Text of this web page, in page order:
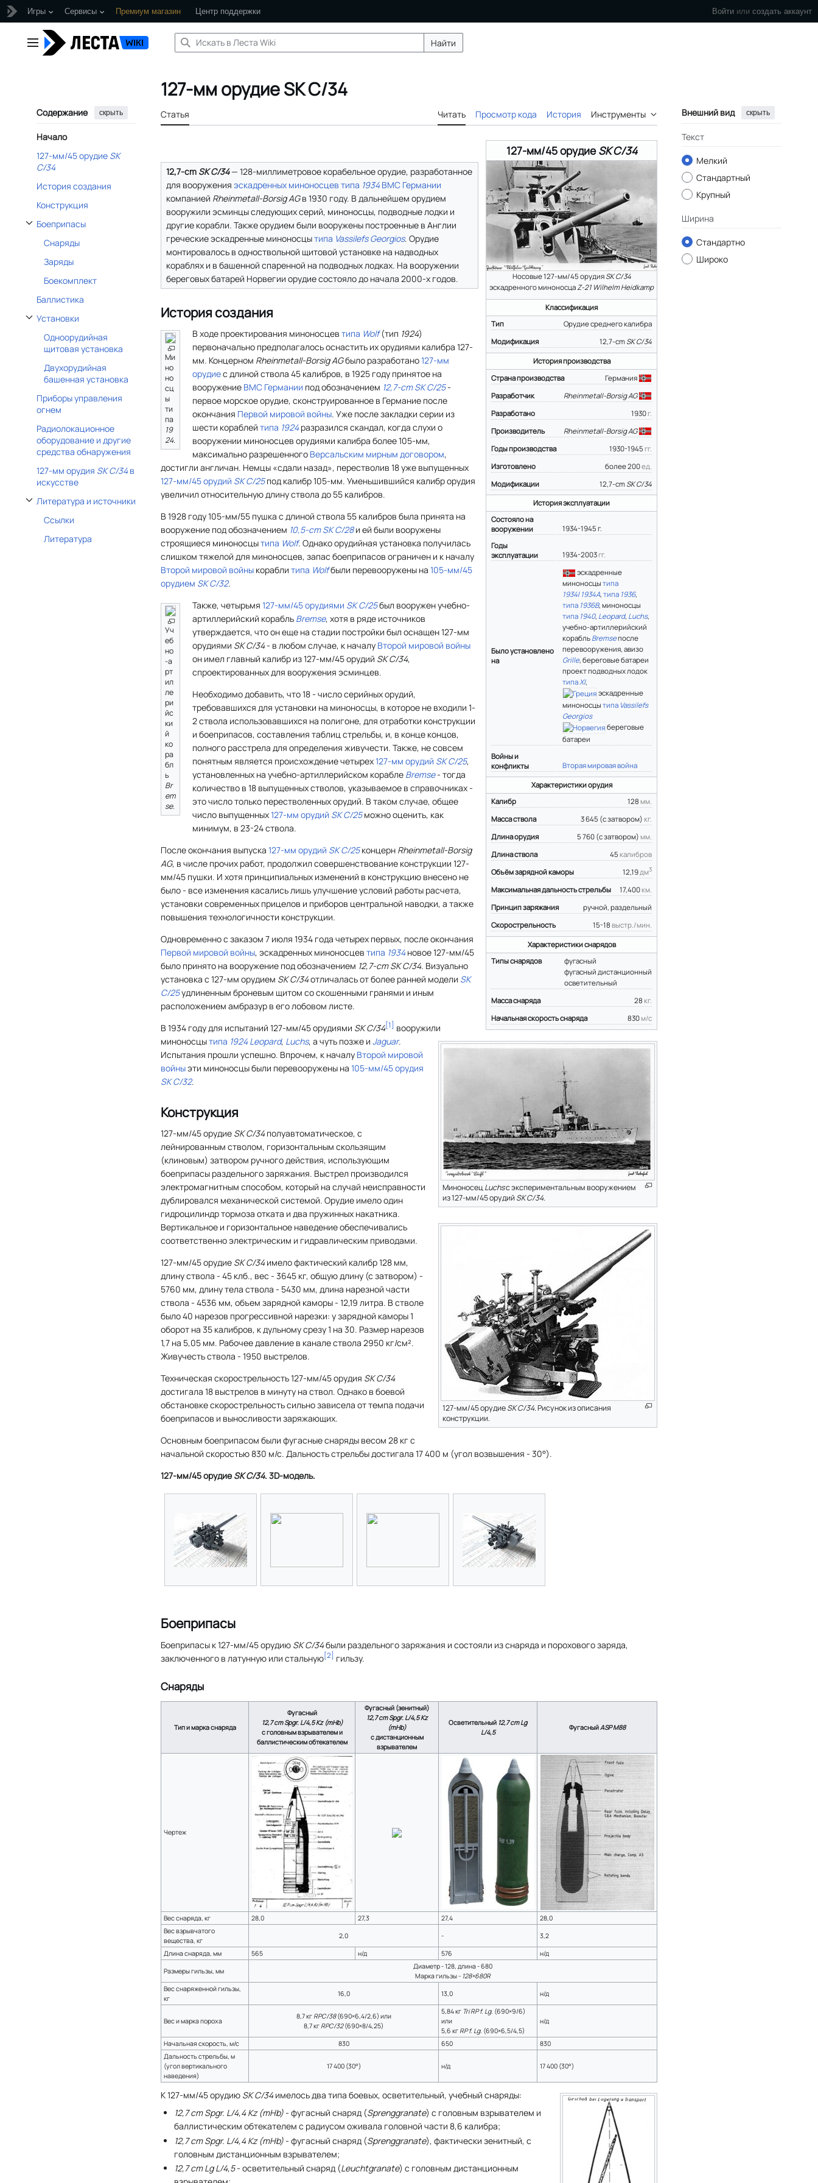
Войти или создать аккаунт
Игры Сервисы Премиум магазин Центр поддержки
содержанию
Главное меню Найти
Содержание скрыть
Начало
127-мм/45 орудие SK
C/34
История создания
Конструкция
Боеприпасы
Отобразить/Скрыть подраздел Боеприпасы
Снаряды
Заряды
Боекомплект
Баллистика
Установки
Отобразить/Скрыть подраздел Установки
Одноорудийная
щитовая установка
Двухорудийная
башенная установка
Приборы управления
огнем
Радиолокационное
оборудование и другие
средства обнаружения
127-мм орудия SK C/34в
искусстве
Литература и источники
Отобразить/Скрыть подраздел Литература и источники
Ссылки
Литература
127-мм орудие SK C/34
Статья Читать Просмотр кода История Инструменты Внешний вид скрыть
Текст
Мелкий
Стандартный
Крупный
Ширина
Стандартно
Широко
127-мм/45 орудиеSK C/34
Носовые 127-мм/45 орудия SK C/34
эскадренного миноносцаZ-21 Wilhelm Heidkamp
Классификация
Орудие среднего калибра
Тип
12,7-cm SK C/34
Модификация
История производства
Германия
Страна производства
Rheinmetall-Borsig AG
Разработчик
1930 г.
Разработано
Rheinmetall-Borsig AG
Производитель
1930-1945 гг.
Годы производства
более 200ед.
Изготовлено
12,7-cm SK C/34
Модификации
История эксплуатации
Состояло на
вооружении
1934-1945 г.
Годы
эксплуатации
1934-2003 гг.
Было установлено
на
эскадренные
миноносцы типа
1934/ 1934А, типа 1936,
типа 1936B, миноносцы
типа 1940, Leopard, Luchs,
учебно-артиллерийский
корабль Bremseпосле
перевооружения, авизо
Grille, береговые батареи
проект подводных лодок
типа XI,
эскадренные
миноносцы типа Vassilefs
Georgios
береговые
батареи
Войны и
конфликты
Вторая мировая война
Характеристики орудия
128 мм.
Калибр
3 645 (с затвором) кг.
Масса ствола
5 760 (с затвором) мм.
Длина орудия
45 калибров
Длина ствола
12,19 дм3
Объём зарядной каморы
17,400 км.
Максимальная дальность стрельбы
ручной, раздельный
Принцип заряжания
15-18 выстр./мин.
Скорострельность
Характеристики снарядов
фугасный
фугасный дистанционный
осветительный
Типы снарядов
28 кг.
Масса снаряда
830 м/с
Начальная скорость снаряда
12,7-cm SK C/34— 128-миллиметровое корабельное орудие, разработанное
для вооружения эскадренных миноносцев типа 1934 ВМС Германии
компанией Rheinmetall-Borsig AGв 1930 году. В дальнейшем орудием
вооружили эсминцы следующих серий, миноносцы, подводные лодки и
другие корабли. Также орудием были вооружены построенные в Англии
греческие эскадренные миноносцытипа Vassilefs Georgios. Орудие
монтировалось в одноствольной щитовой установке на надводных
кораблях и в башенной спаренной на подводных лодках. На вооружении
береговых батарей Норвегии орудие состояло до начала 2000-х годов.
История создания
Ми
но
но
сц
ы
ти
па
19
24.
В ходе проектирования миноносцев типа Wolf(тип 1924)
первоначально предполагалось оснастить их орудиями калибра 127-
мм. Концерном Rheinmetall-Borsig AGбыло разработано127-мм
орудиес длиной ствола 45 калибров, в 1925 году принятое на
вооружение ВМС Германии под обозначением 12,7-cm SK C/25-
первое морское орудие, сконструированное в Германие после
окончания Первой мировой войны. Уже после закладки серии из
шести кораблей типа 1924разразился скандал, когда слухи о
вооружении миноносцев орудиями калибра более 105-мм,
максимально разрешенного Версальским мирным договором,
достигли англичан. Немцы «сдали назад», перестволив 18 уже выпущенных
127-мм/45 орудий SK C/25под калибр 105-мм. Уменьшившийся калибр орудия
увеличил относительную длину ствола до 55 калибров.
В 1928 году 105-мм/55 пушка с длиной ствола 55 калибров была принята на
вооружение под обозначением 10,5-cm SK C/28и ей были вооружены
строящиеся миноносцытипа Wolf. Однако орудийная установка получилась
слишком тяжелой для миноносцев, запас боеприпасов ограничен и к началу
Второй мировой войны корабли типа Wolfбыли перевооружены на 105-мм/45
орудием SK C/32.
Уч
еб
но
-а
рт
ил
ле
ри
йс
ки
й
ко
ра
бл
ь
Br
em
se.
Также, четырьмя 127-мм/45 орудиями SK C/25был вооружен учебно-
артиллерийский корабль Bremse, хотя в ряде источников
утверждается, что он еще на стадии постройки был оснащен 127-мм
орудиями SK С/34- в любом случае, к началу Второй мировой войны
он имел главный калибр из 127-мм/45 орудий SK С/34,
спроектированных для вооружения эсминцев.
МиноносецLuchsс экспериментальным вооружением
из 127-мм/45 орудийSK C/34.
Необходимо добавить, что 18 - число серийных орудий,
требовавшихся для установки на миноносцы, в которое не входили 1-
2 ствола использовавшихся на полигоне, для отработки конструкции
и боеприпасов, составления таблиц стрельбы, и, в конце концов,
полного расстрела для определения живучести. Также, не совсем
понятным является происхождение четырех127-мм орудий SK C/25,
установленных на учебно-артиллерийском корабле Bremse- тогда
количество в 18 выпущенных стволов, указываемое в справочниках -
это число только перестволенных орудий. В таком случае, общее
число выпущенных127-мм орудий SK С/25можно оценить, как
минимум, в 23-24 ствола.
После окончания выпуска 127-мм орудий SK C/25концерн Rheinmetall-Borsig
AG, в числе прочих работ, продолжил совершенствование конструкции 127-
мм/45 пушки. И хотя принципиальных изменений в конструкцию внесено не
было - все изменения касались лишь улучшение условий работы расчета,
установки современных прицелов и приборов центральной наводки, а также
повышения технологичности конструкции.
Одновременно с заказом 7 июля 1934 года четырех первых, после окончания
Первой мировой войны, эскадренных миноносцев типа 1934новое 127-мм/45
было принято на вооружение под обозначением 12,7-cm SK C/34. Визуально
установка с 127-мм орудием SK С/34отличалась от более ранней модели SK
C/25удлиненным броневым щитом со скошенными гранями и иным
расположением амбразур в его лобовом листе.
В 1934 году для испытаний 127-мм/45 орудиями SK С/34[1] вооружили
миноносцытипа 1924 Leopard, Luchs, а чуть позже и Jaguar.
Испытания прошли успешно. Впрочем, к началу Второй мировой
войныэти миноносцы были перевооружены на 105-мм/45 орудия
SK C/32.
Конструкция
127-мм/45 орудиеSK C/34. Рисунок из описания
конструкции.
127-мм/45 орудие SK C/34полуавтоматическое, с
лейнированным стволом, горизонтальным скользящим
(клиновым) затвором ручного действия, использующим
боеприпасы раздельного заряжания. Выстрел производился
электромагнитным способом, который на случай неисправности
дублировался механической системой. Орудие имело один
гидроцилиндр тормоза отката и два пружинных накатника.
Вертикальное и горизонтальное наведение обеспечивались
соответственно электрическим и гидравлическим приводами.
127-мм/45 орудие SK C/34имело фактический калибр 128 мм,
длину ствола - 45 клб., вес - 3645 кг, общую длину (с затвором) -
5760 мм, длину тела ствола - 5430 мм, длина нарезной части
ствола - 4536 мм, объем зарядной каморы - 12,19 литра. В стволе
было 40 нарезов прогрессивной нарезки: у зарядной каморы 1
оборот на 35 калибров, к дульному срезу 1 на 30. Размер нарезов
1,7 на 5,05 мм. Рабочее давление в канале ствола 2950 кг/см².
Живучесть ствола - 1950 выстрелов.
Техническая скорострельность 127-мм/45 орудия SK C/34
достигала 18 выстрелов в минуту на ствол. Однако в боевой
обстановке скорострельность сильно зависела от темпа подачи
боеприпасов и выносливости заряжающих.
Основным боеприпасом были фугасные снаряды весом 28 кг с
начальной скоростью 830 м/с. Дальность стрельбы достигала 17 400 м (угол возвышения - 30°).
127-мм/45 орудиеSK C/34. 3D-модель.
Боеприпасы
Боеприпасы к 127-мм/45 орудию SK C/34были раздельного заряжания и состояли из снаряда и порохового заряда,
заключенного в латунную или стальную[2] гильзу.
Снаряды
Тип и марка снаряда
Фугасный
12,7 cm Spgr. L/4,5 Kz (mHb)
с головным взрывателем и
баллистическим обтекателем
Фугасный (зенитный)
12,7 cm Spgr. L/4,5 Kz
(mHb)
с дистанционным
взрывателем
Осветительный 12,7 cm Lg
L/4,5
ФугасныйASP M88
Чертеж
Вес снаряда, кг 28,0 27,3 27,4
28,0
Вес взрывчатого
вещества, кг
2,0 - 3,2
Длина снаряда, мм 565 н/д 576 н/д
Размеры гильзы, мм
Диаметр - 128, длина - 680
Марка гильзы - 128×680R
Вес снаряженной гильзы,
кг
16,0 13,0 н/д
Вес и марка пороха
8,7 кг RPC/38(690×6,4/2,6) или
8,7 кг RPC/32(690×8/4,25)
5,84 кг Tri RP f. Lg. (690×9/6)
или
5,6 кг RP f. Lg. (690×6,5/4,5)
н/д
Начальная скорость, м/с 830 650
830
Дальность стрельбы, м
(угол вертикального
наведения)
17 400 (30°) н/д 17 400 (30°)
К 127-мм/45 орудию SK C/34имелось два типа боевых, осветительный, учебный снаряды:
12,7 cm Spgr. L/4,4 Kz (mHb)- фугасный снаряд (Sprenggranate) с головным взрывателем и
баллистическим обтекателем с радиусом оживала головной части 8,6 калибра;
12,7 cm Spgr. L/4,4 Kz (mHb)- фугасный снаряд (Sprenggranate), фактически зенитный, с
головным дистанционным взрывателем;
12,7 cm Lg L/4,5- осветительный снаряд (Leuchtgranate) с головным дистанционным